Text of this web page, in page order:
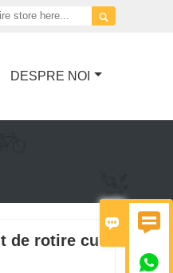
 


DESPRE NOI
de rotire cu